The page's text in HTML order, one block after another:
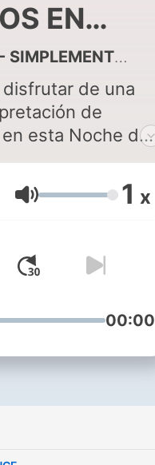
EN
DE
BOLEROS EN NOCHE DE ROMANCE.
de una
de
esta Noche de
a los más
para
estilo particular
delicioso que
de nosotros los
del
y de música
O
for you
Volumen 1 x
00:00